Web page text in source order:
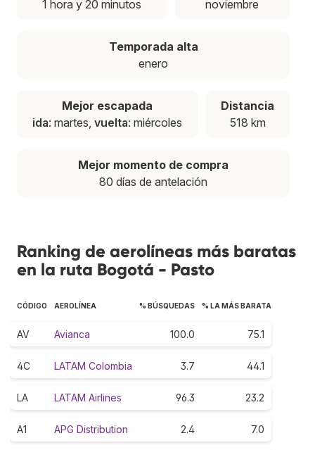
1 hora y 20 minutos
noviembre
Temporada alta
enero
Mejor escapada
ida: martes, vuelta: miércoles
Distancia
518 km
Mejor momento de compra
80 días de antelación
Ranking de aerolíneas más baratas
en la ruta Bogotá - Pasto
CÓDIGO AEROLÍNEA % BÚSQUEDAS % LA MÁS BARATA
AV Avianca 100.0 75.1
4C LATAM Colombia 3.7 44.1
LA LATAM Airlines 96.3 23.2
A1 APG Distribution 2.4 7.0